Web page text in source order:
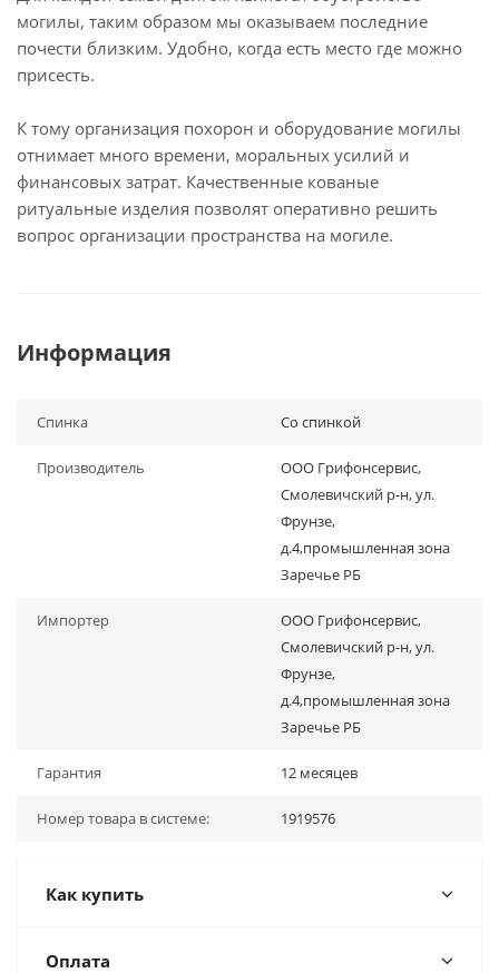
могилы, таким образом мы оказываем последние
почести близким. Удобно, когда есть место где можно
присесть.
К тому организация похорон и оборудование могилы
отнимает много времени, моральных усилий и
финансовых затрат. Качественные кованые
ритуальные изделия позволят оперативно решить
вопрос организации пространства на могиле.
Информация
Спинка Со спинкой
Производитель
ООО Грифонсервис,
Смолевичский р-н, ул.
Фрунзе,
д.4,промышленная зона
Заречье РБ
Импортер
ООО Грифонсервис,
Смолевичский р-н, ул.
Фрунзе,
д.4,промышленная зона
Заречье РБ
Гарантия 12 месяцев
Номер товара в системе: 1919576
Как купить
Оплата